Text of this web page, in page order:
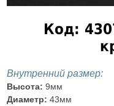
Код:
Внутренний размер:
Высота: 9мм
Диаметр: 43мм